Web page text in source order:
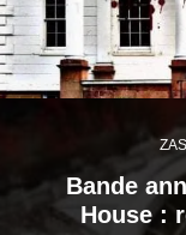
Bande
House :